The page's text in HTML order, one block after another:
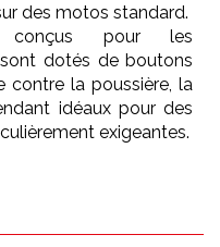
des motos standard.
conçus pour les
dotés de boutons
contre la poussière, la
idéaux pour des
exigeantes.